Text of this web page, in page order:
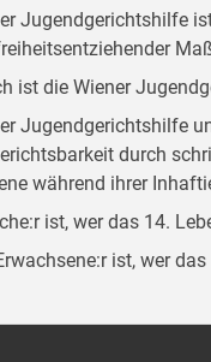
Jugendgerichtshilfe
ist die Wiener
Jugendgerichtshilfe
durch
während ihrer
ist, wer das 14.
ist, wer